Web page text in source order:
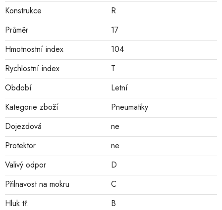
Konstrukce
R
Průměr
17
Hmotnostní index
104
Rychlostní index
T
Období
Letní
Kategorie zboží
Pneumatiky
Dojezdová
ne
Protektor
ne
Valivý odpor
D
Přilnavost na mokru
C
Hluk tř.
B